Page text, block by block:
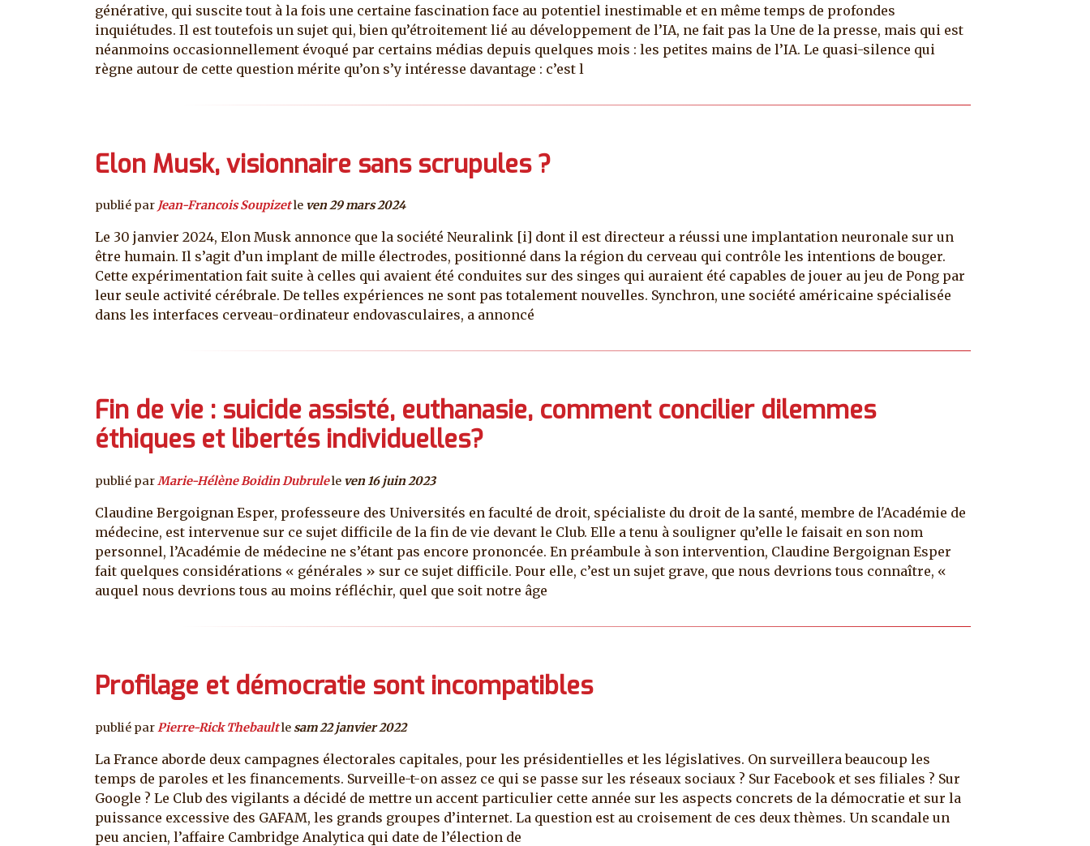
générative, qui suscite tout à la fois une certaine fascination face au potentiel inestimable et en même temps de profondes
inquiétudes. Il est toutefois un sujet qui, bien qu’étroitement lié au développement de l’IA, ne fait pas la Une de la presse, mais qui est
néanmoins occasionnellement évoqué par certains médias depuis quelques mois : les petites mains de l’IA. Le quasi-silence qui
règne autour de cette question mérite qu’on s’y intéresse davantage : c’est l
Elon Musk, visionnaire sans scrupules ?
publié par Jean-Francois Soupizetle ven 29 mars 2024
Le 30 janvier 2024, Elon Musk annonce que la société Neuralink [i] dont il est directeur a réussi une implantation neuronale sur un
être humain. Il s’agit d’un implant de mille électrodes, positionné dans la région du cerveau qui contrôle les intentions de bouger.
Cette expérimentation fait suite à celles qui avaient été conduites sur des singes qui auraient été capables de jouer au jeu de Pong par
leur seule activité cérébrale. De telles expériences ne sont pas totalement nouvelles. Synchron, une société américaine spécialisée
dans les interfaces cerveau-ordinateur endovasculaires, a annoncé
Fin de vie : suicide assisté, euthanasie, comment concilier dilemmes
éthiques et libertés individuelles?
publié parMarie-Hélène Boidin Dubrulele ven 16 juin 2023
Claudine Bergoignan Esper, professeure des Universités en faculté de droit, spécialiste du droit de la santé, membre de l'Académie de
médecine, est intervenue sur ce sujet difficile de la fin de vie devant le Club. Elle a tenu à souligner qu’elle le faisait en son nom
personnel, l’Académie de médecine ne s’étant pas encore prononcée. En préambule à son intervention, Claudine Bergoignan Esper
fait quelques considérations « générales » sur ce sujet difficile. Pour elle, c’est un sujet grave, que nous devrions tous connaître, «
auquel nous devrions tous au moins réfléchir, quel que soit notre âge
Profilage et démocratie sont incompatibles
publié par Pierre-Rick Thebaultle sam 22 janvier 2022
La France aborde deux campagnes électorales capitales, pour les présidentielles et les législatives. On surveillera beaucoup les
temps de paroles et les financements. Surveille-t-on assez ce qui se passe sur les réseaux sociaux ? Sur Facebook et ses filiales ? Sur
Google ? Le Club des vigilants a décidé de mettre un accent particulier cette année sur les aspects concrets de la démocratie et sur la
puissance excessive des GAFAM, les grands groupes d’internet. La question est au croisement de ces deux thèmes. Un scandale un
peu ancien, l’affaire Cambridge Analytica qui date de l’élection de